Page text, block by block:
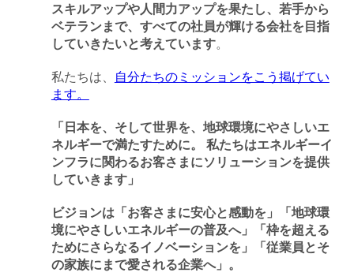
スキルアップや人間力アップを果たし、若手から
ベテランまで、すべての社員が輝ける会社を目指
していきたいと考えています。
私たちは、
自分たちのミッションをこう掲げてい
ます。
「日本を、そして世界を、地球環境にやさしいエ
ネルギーで満たすために。 私たちはエネルギーイ
ンフラに関わるお客さまにソリューションを提供
していきます」
ビジョンは「お客さまに安心と感動を」「地球環
境にやさしいエネルギーの普及へ」「枠を超える
ためにさらなるイノベーションを」「従業員とそ
の家族にまで愛される企業へ」。